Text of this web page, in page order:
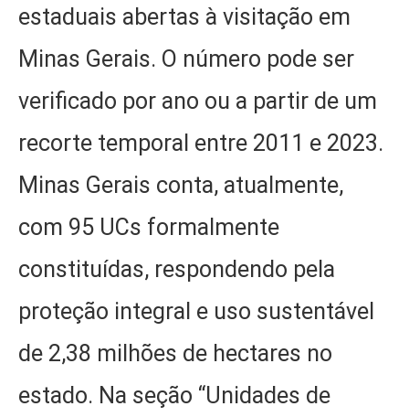
estaduais abertas à visitação em
Minas Gerais. O número pode ser
verificado por ano ou a partir de um
recorte temporal entre 2011 e 2023.
Minas Gerais conta, atualmente,
com 95 UCs formalmente
constituídas, respondendo pela
proteção integral e uso sustentável
de 2,38 milhões de hectares no
estado. Na seção “Unidades de